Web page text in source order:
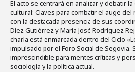
El acto se centrará en analizar y debatir
cultural: Claves para combatir el auge del
con la destacada presencia de sus
Díez Gutiérrez y María José Rodríguez
charla está enmarcada dentro del Ciclo
impulsado por el Foro Social de Segovia.
imprescindible para mentes críticas y
sociología y la política actual.